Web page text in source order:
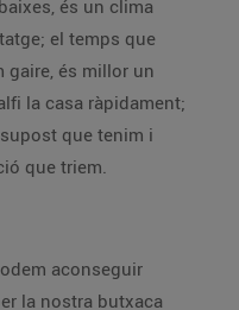
que
gaire, és millor un
l’eficiència energètica de l’opció que triem.
aconseguir